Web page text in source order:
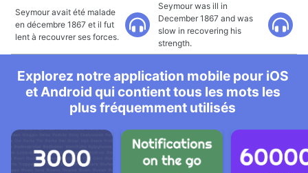
Seymour avait été malade
en décembre 1867 et il fut
lent à recouvrer ses forces.
Seymour was ill in
December 1867 and was
slow in recovering his
strength.
Explorez notre application mobile pour iOS
et Android qui contient tous les mots les
plus fréquemment utilisés